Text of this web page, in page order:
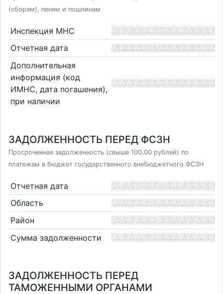
(сборам), пеням и пошлинам
Инспекция МНС
Отчетная дата
Дополнительная
информация (код
ИМНС, дата погашения),
при наличии
ЗАДОЛЖЕННОСТЬ ПЕРЕД ФСЗН
Просроченная задолженность (свыше 100,00 рублей) по
платежам в бюджет государственного внебюджетного ФСЗН
Отчетная дата
Область
Район
Сумма задолженности
ЗАДОЛЖЕННОСТЬ ПЕРЕД
ТАМОЖЕННЫМИ ОРГАНАМИ